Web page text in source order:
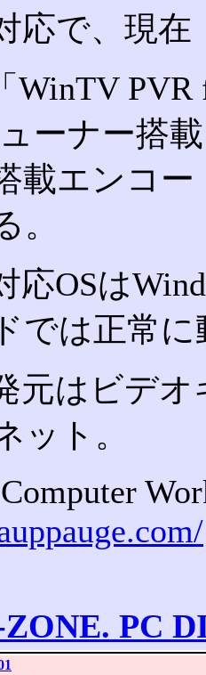
応で、現
PVR
ーナー搭
載エンコ
。
OSは
では正常
はビデオ
ット。
ZONE. PC